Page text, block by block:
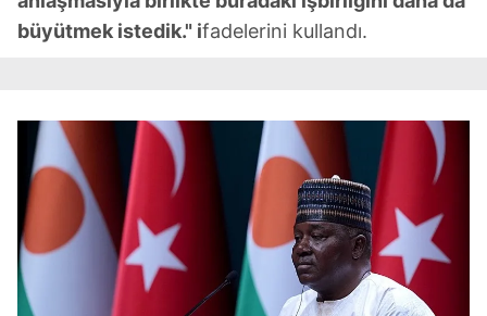
büyütmek istedik." ifadelerini kullandı.